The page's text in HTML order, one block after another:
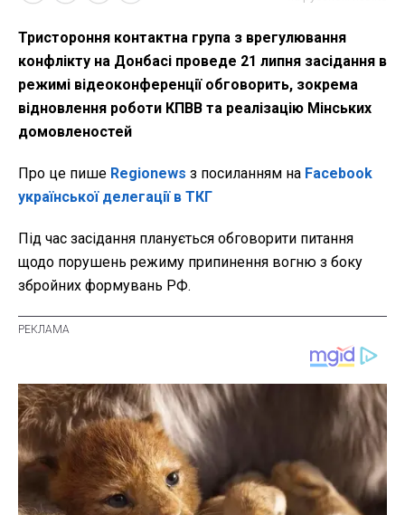
Тристороння контактна група з врегулювання
конфлікту на Донбасі проведе 21 липня засідання в
режимі відеоконференції обговорить, зокрема
відновлення роботи КПВВ та реалізацію Мінських
домовленостей
Про це пише Regionews з посиланням на Facebook
української делегації в ТКГ
Під час засідання планується обговорити питання
щодо порушень режиму припинення вогню з боку
збройних формувань РФ.